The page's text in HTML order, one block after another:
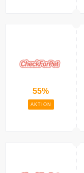
55%
AKTION